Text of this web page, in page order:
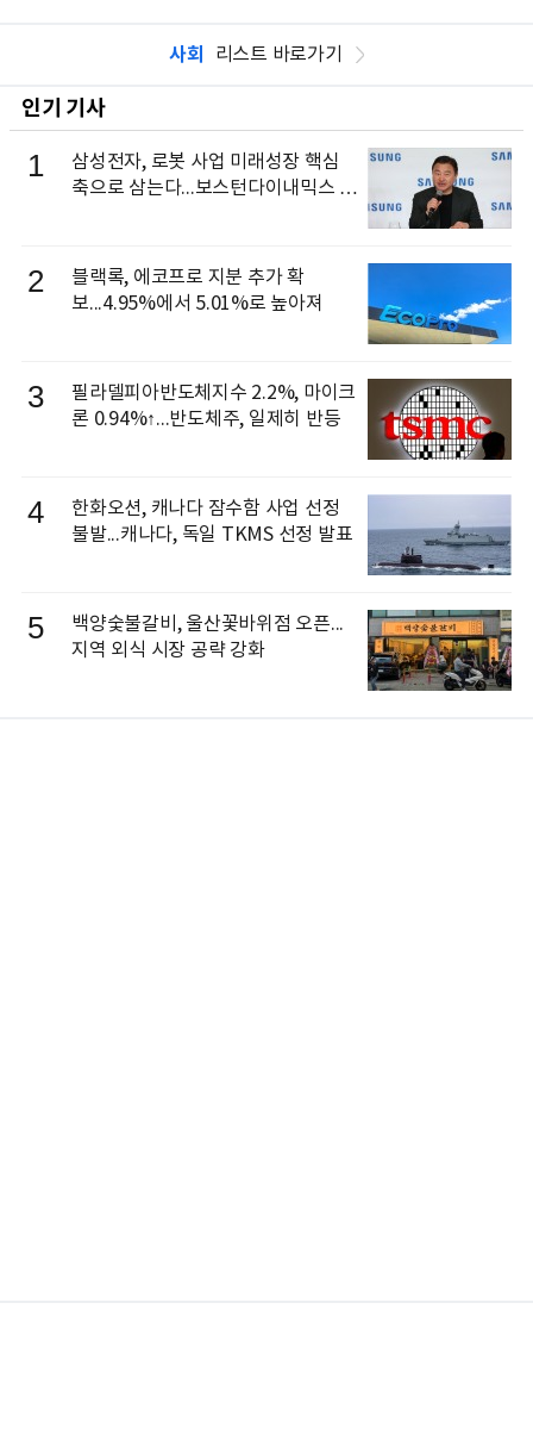
사회 리스트 바로가기
인기 기사
1
삼성전자, 로봇 사업 미래성장 핵심
축으로 삼는다...보스턴다이내믹스 출
2
블랙록, 에코프로 지분 추가 확
보...4.95%에서 5.01%로 높아져
3
필라델피아반도체지수 2.2%, 마이크
론 0.94%↑...반도체주, 일제히 반등
4
한화오션, 캐나다 잠수함 사업 선정
불발...캐나다, 독일 TKMS 선정 발표
5
백양숯불갈비, 울산꽃바위점 오픈...
지역 외식 시장 공략 강화